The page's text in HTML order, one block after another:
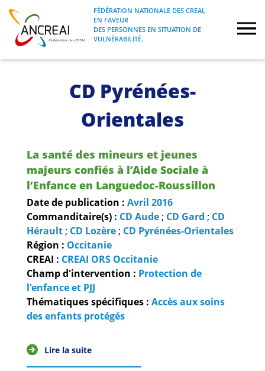
Skip
content
ANCREAI
FÉDÉRATION NATIONALE DES CREAI, EN
FAVEUR DES PERSONNES EN SITUATION
FÉDÉRATION NATIONALE DES CREAI,
EN FAVEUR
DES PERSONNES EN SITUATION DE
VULNÉRABILITÉ.
Formations
Projets Fédéraux
Espace emploi
Guides et outils
Actualités
CD Pyrénées-
Orientales
La santé des mineurs et jeunes
majeurs confiés à l’Aide Sociale à
l’Enfance en Languedoc-Roussillon
Date de publication : Avril 2016
Commanditaire(s) : CD Aude ; CD Gard ; CD
Hérault ; CD Lozère ; CD Pyrénées-Orientales
Région : Occitanie
CREAI : CREAI ORS Occitanie
Champ d'intervention : Protection de
l'enfance et PJJ
Thématiques spécifiques : Accès aux soins
des enfants protégés
Lire la suite